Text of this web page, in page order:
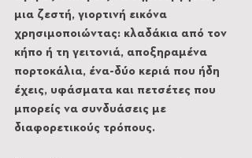
μια ζεστή, γιορτινή εικόνα
χρησιμοποιώντας: κλαδάκια από τον
κήπο ή τη γειτονιά, αποξηραμένα
πορτοκάλια, ένα-δύο κεριά που ήδη
έχεις, υφάσματα και πετσέτες που
μπορείς να συνδυάσεις με
διαφορετικούς τρόπους.